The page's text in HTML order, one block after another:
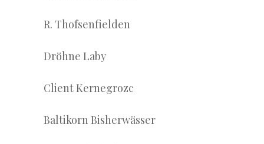
R. Thofsenfielden
Dröhne Laby
Client Kernegrozc
Baltikorn Bisherwässer